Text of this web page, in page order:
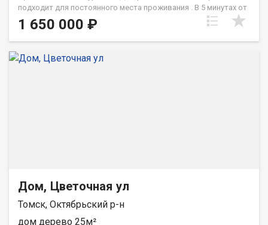
подходит для постоянного места проживания . В 5 минутах от
дома остановка автобуса , магазинов , школы , детского сада
, аптеки . Дом бревенчатый , две комнаты, кухня, веранда. B
собственности, площадью 30.2 кв водопровод центральный +
скважина , слив, отопление печное, есть дрова. Газ проходит
рядом. 15 сот земли, яблони, виноград, виктория, облепиха,
1 650 000 ₽
Дом, Цветочная ул
Томск, Октябрьский р-н
дом дерево 25м²